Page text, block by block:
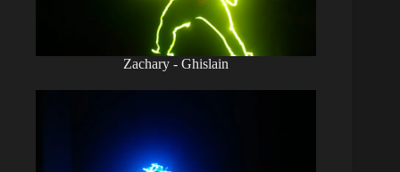
Zachary - Ghislain